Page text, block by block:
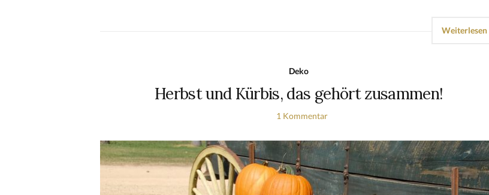
Weiterlesen
Deko
Herbst und Kürbis, das gehört zusammen!
1 Kommentar